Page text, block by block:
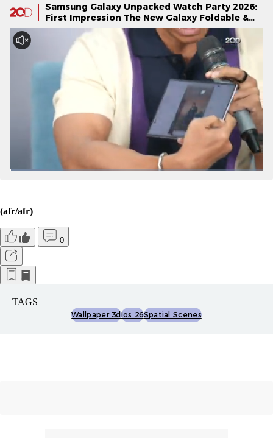
Samsung Galaxy Unpacked Watch Party 2026:
First Impression The New Galaxy Foldable &
Galaxy Watch Series
(afr/afr)
0
TAGS
Wallpaper 3dIos 26Spatial Scenes